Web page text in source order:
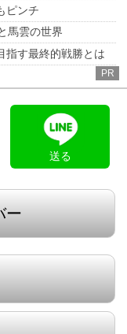
ピンチ
馬雲の世界
指す最終的戦勝とは
PR
送る
ー